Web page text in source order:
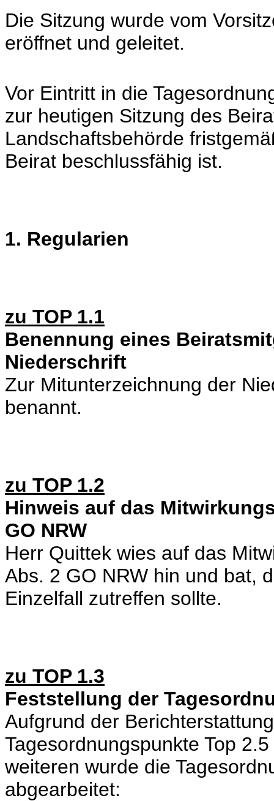
Die Sitzung wurde vom
eröffnet und geleitet.
Vor Eintritt in die
zur heutigen Sitzung des
Landschaftsbehörde
Beirat beschlussfähig ist.
1. Regularien
zu TOP 1.1
Benennung eines
Niederschrift
Zur Mitunterzeichnung der
benannt.
zu TOP 1.2
Hinweis auf das
GO NRW
Herr Quittek wies auf das
Abs. 2 GO NRW hin und bat,
Einzelfall zutreffen sollte.
zu TOP 1.3
Feststellung der
Aufgrund der
Tagesordnungspunkte Top
weiteren wurde die
abgearbeitet: